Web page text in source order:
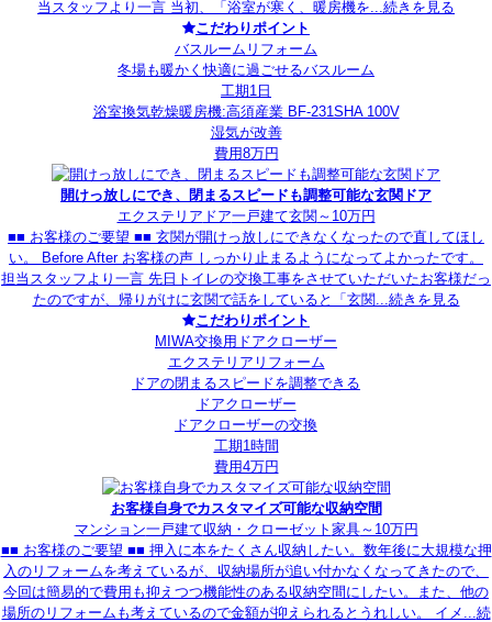
当スタッフより一言 当初、「浴室が寒く、暖房機を...続きを見る
こだわりポイント
バスルームリフォーム
冬場も暖かく快適に過ごせるバスルーム
工期1日
浴室換気乾燥暖房機:高須産業 BF-231SHA 100V
湿気が改善
費用8万円
開けっ放しにでき、閉まるスピードも調整可能な玄関ドア
エクステリア ドア一戸建て玄関 ～10万円
■■ お客様のご要望 ■■ 玄関が開けっ放しにできなくなったので直してほし
い。 Before After お客様の声 しっかり止まるようになってよかったです。
担当スタッフより一言 先日トイレの交換工事をさせていただいたお客様だっ
たのですが、帰りがけに玄関で話をしていると「玄関...続きを見る
こだわりポイント
MIWA交換用ドアクローザー
エクステリアリフォーム
ドアの閉まるスピードを調整できる
ドアクローザー
ドアクローザーの交換
工期1時間
費用4万円
お客様自身でカスタマイズ可能な収納空間
マンション一戸建て収納・クローゼット 家具～10万円
■■ お客様のご要望 ■■ 押入に本をたくさん収納したい。数年後に大規模な押
入のリフォームを考えているが、収納場所が追い付かなくなってきたので、
今回は簡易的で費用も抑えつつ機能性のある収納空間にしたい。また、他の
場所のリフォームも考えているので金額が抑えられるとうれしい。 イメ...続